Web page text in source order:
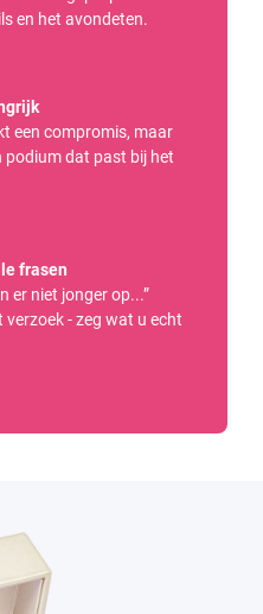
en het avondeten.
een compromis, maar
podium dat past bij het
frasen
er niet jonger op...”
verzoek - zeg wat u echt